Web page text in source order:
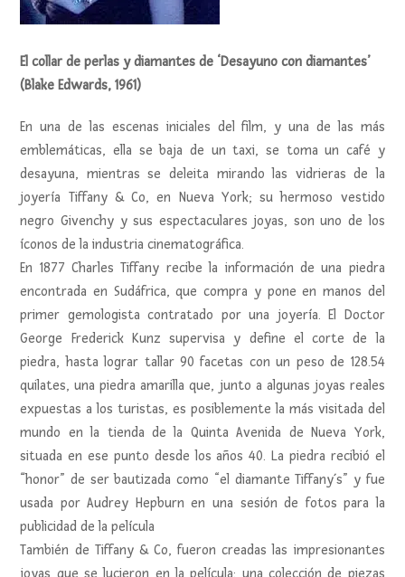
El collar de perlas y diamantes de ‘Desayuno con diamantes’
(Blake Edwards, 1961)
En una de las escenas iniciales del film, y una de las más
emblemáticas, ella se baja de un taxi, se toma un café y
desayuna, mientras se deleita mirando las vidrieras de la
joyería Tiffany & Co, en Nueva York; su hermoso vestido
negro Givenchy y sus espectaculares joyas, son uno de los
íconos de la industria cinematográfica.
En 1877 Charles Tiffany recibe la información de una piedra
encontrada en Sudáfrica, que compra y pone en manos del
primer gemologista contratado por una joyería. El Doctor
George Frederick Kunz supervisa y define el corte de la
piedra, hasta lograr tallar 90 facetas con un peso de 128.54
quilates, una piedra amarilla que, junto a algunas joyas reales
expuestas a los turistas, es posiblemente la más visitada del
mundo en la tienda de la Quinta Avenida de Nueva York,
situada en ese punto desde los años 40. La piedra recibió el
“honor” de ser bautizada como “el diamante Tiffany´s” y fue
usada por Audrey Hepburn en una sesión de fotos para la
publicidad de la película
También de Tiffany & Co, fueron creadas las impresionantes